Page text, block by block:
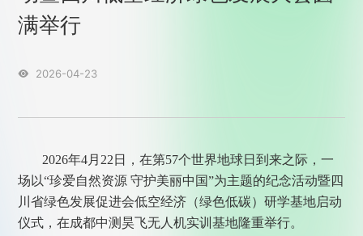
满举行
 2026-04-23
2026年4月22日，在第57个世界地球日到来之际，一
场以“珍爱自然资源 守护美丽中国”为主题的纪念活动暨四
川省绿色发展促进会低空经济（绿色低碳）研学基地启动
仪式，在成都中测昊飞无人机实训基地隆重举行。